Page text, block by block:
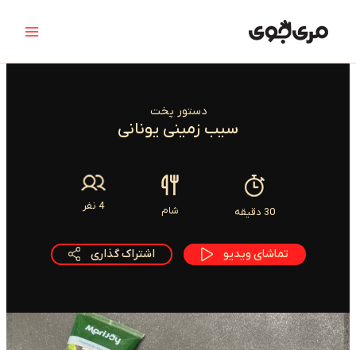
Menu
دستور پخت
سیب زمینی یونانی
30 دقیقه شام 4 نفر
تماشای ویدیو اشتراک گذاری